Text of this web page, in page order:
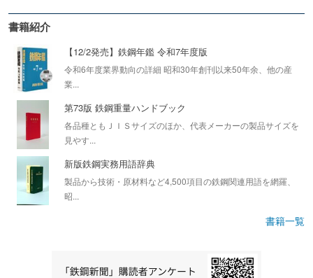
書籍紹介
【12/2発売】鉄鋼年鑑 令和7年度版
令和6年度業界動向の詳細 昭和30年創刊以来50年余、他の産
業...
第73版 鉄鋼重量ハンドブック
各品種ともＪＩＳサイズのほか、代表メーカーの製品サイズを
見やす...
新版鉄鋼実務用語辞典
製品から技術・原材料など4,500項目の鉄鋼関連用語を網羅、
昭...
書籍一覧